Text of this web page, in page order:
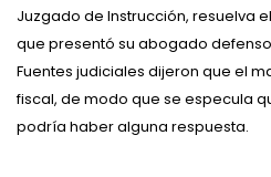
Juzgado de Instrucción, resuelva
que presentó su abogado
Fuentes judiciales dijeron que el
fiscal, de modo que se especula
podría haber alguna respuesta.